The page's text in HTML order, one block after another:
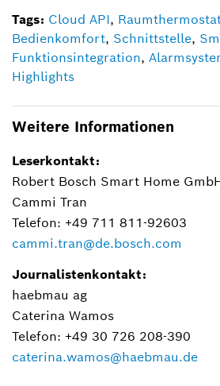
Tags: Cloud API,
Bedienkomfort, Schnittstelle,
Funktionsintegration,
Highlights
Weitere Informationen
Leserkontakt:
Robert Bosch Smart Home
Cammi Tran
Telefon: +49 711 811-92603
cammi.tran@de.bosch.com
Journalistenkontakt:
haebmau ag
Caterina Wamos
Telefon: +49 30 726 208-390
caterina.wamos@haebmau.de